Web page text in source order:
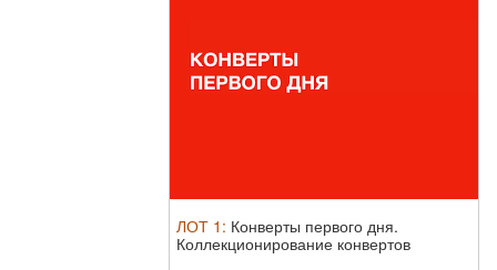
ЛОТ 1 : Конверты первого дня.
Коллекционирование конвертов